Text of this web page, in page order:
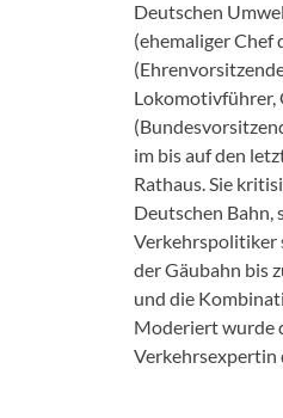
Deutschen
(ehemaliger Chef
Lokomotivführer,
im bis auf den
Rathaus. Sie
Deutschen
Verkehrspolitiker
der Gäubahn bis
und die
Moderiert wurde
Verkehrsexpertin